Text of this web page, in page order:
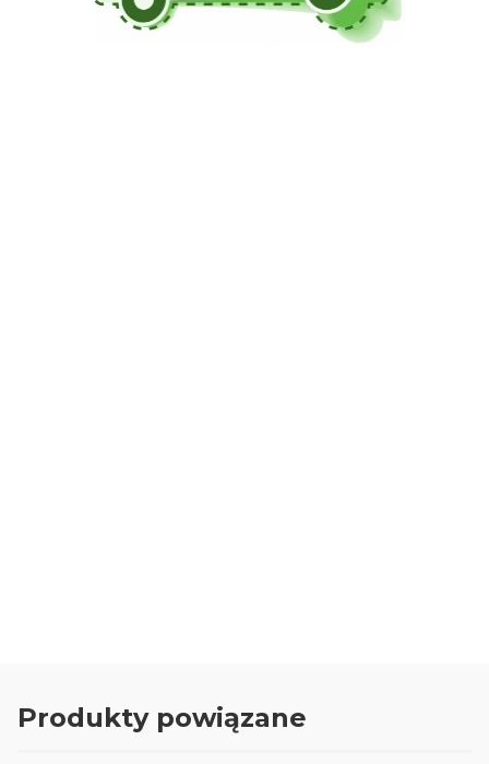
Produkty powiązane